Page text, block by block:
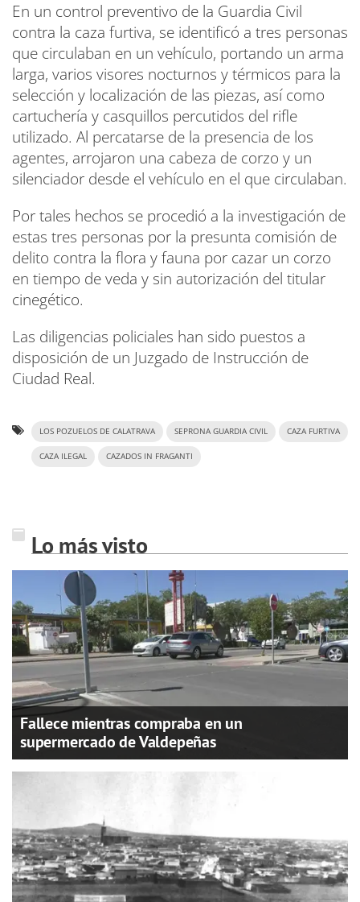
En un control preventivo de la Guardia Civil
contra la caza furtiva, se identificó a tres personas
que circulaban en un vehículo, portando un arma
larga, varios visores nocturnos y térmicos para la
selección y localización de las piezas, así como
cartuchería y casquillos percutidos del rifle
utilizado. Al percatarse de la presencia de los
agentes, arrojaron una cabeza de corzo y un
silenciador desde el vehículo en el que circulaban.
Por tales hechos se procedió a la investigación de
estas tres personas por la presunta comisión de
delito contra la flora y fauna por cazar un corzo
en tiempo de veda y sin autorización del titular
cinegético.
Las diligencias policiales han sido puestos a
disposición de un Juzgado de Instrucción de
Ciudad Real.
LOS POZUELOS DE CALATRAVA SEPRONA GUARDIA CIVIL CAZA FURTIVA
CAZA ILEGAL CAZADOS IN FRAGANTI
Lo más visto
Fallece mientras compraba en un
supermercado de Valdepeñas